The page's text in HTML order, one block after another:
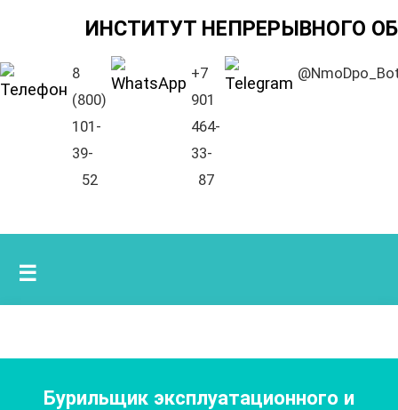
ИНСТИТУТ НЕПРЕРЫВНОГО
8
(800)
101-
39-
52
+7
901
464-
33-
87
☰
Бурильщик эксплуатационного и